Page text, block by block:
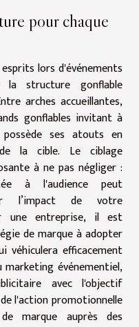
pour chaque
lors d'événements
la structure gonflable
arches accueillantes,
gonflables invitant à
ses atouts en
la cible. Le ciblage
à ne pas négliger :
à l'audience peut
l’impact de votre
une entreprise, il est
de marque à adopter
efficacement
marketing événementiel,
avec l'objectif
l'action promotionnelle
marque auprès des